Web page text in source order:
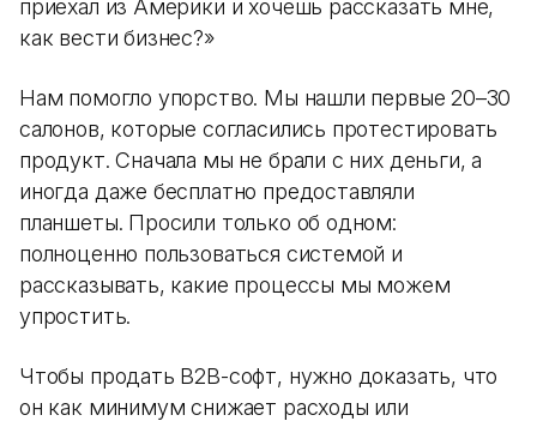
приехал из Америки и хочешь рассказать мне,
как вести бизнес?»
Нам помогло упорство. Мы нашли первые 20–30
салонов, которые согласились протестировать
продукт. Сначала мы не брали с них деньги, а
иногда даже бесплатно предоставляли
планшеты. Просили только об одном:
полноценно пользоваться системой и
рассказывать, какие процессы мы можем
упростить.
Чтобы продать B2B-софт, нужно доказать, что
он как минимум снижает расходы или